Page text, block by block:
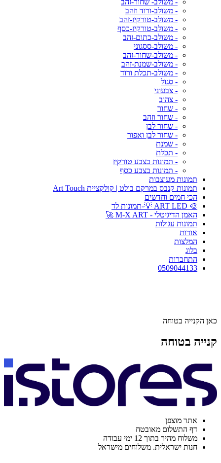
- משולב- שחור-זהב
- משולב-ורוד וזהב
- משולב-טורקיז-זהב
- משולב-טורקיז-כסף
- משולב-כתום-זהב
- משולב-ססגוני
- משולב-שחור-זהב
- משולב-שמנת-זהב
- משולב-תכלת ורוד
- סגול
- צבעוני
- צהוב
- שחור
- שחור וזהב
- שחור לבן
- שחור לבן ואפור
- שמנת
- תכלת
- תמונות בצבע טורקיז
- תמונות בצבע כסף
תמונות מעוצבות
תמונות קנבס במרקם בולט | קולקציית Art Touch
הכי חמים וחדשים
🎨 ART LED 💡-תמונות לד
האמן הדיגיטלי - M-X ART 🚀
תמונות עגולות
אודות
המלצות
בלוג
התחברות
0509044133
כאן הקנייה בטוחה
קנייה בטוחה
אתר מוצפן
דף התשלום מאובטח
משלוח מהיר בתוך 12 ימי עבודה
חנות ישראלית. משלוחים מישראל